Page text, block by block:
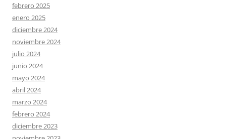
febrero 2025
enero 2025
diciembre 2024
noviembre 2024
julio 2024
junio 2024
mayo 2024
abril 2024
marzo 2024
febrero 2024
diciembre 2023